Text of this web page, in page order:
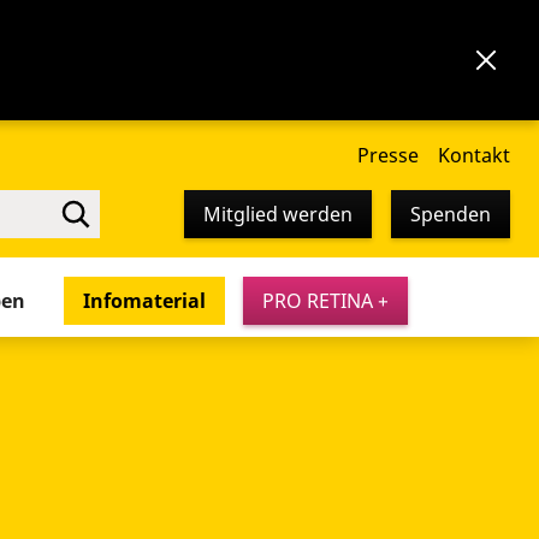
Presse Kontakt
Mitglied werden Spenden
Infomaterial PRO RETINA +